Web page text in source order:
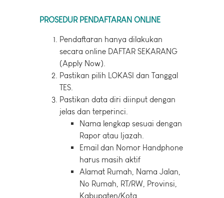
PROSEDUR PENDAFTARAN ONLINE
Pendaftaran hanya dilakukan
secara online DAFTAR SEKARANG
(Apply Now).
Pastikan pilih LOKASI dan Tanggal
TES.
Pastikan data diri diinput dengan
jelas dan terperinci.
Nama lengkap sesuai dengan
Rapor atau Ijazah.
Email dan Nomor Handphone
harus masih aktif
Alamat Rumah, Nama Jalan,
No Rumah, RT/RW, Provinsi,
Kabupaten/Kota,